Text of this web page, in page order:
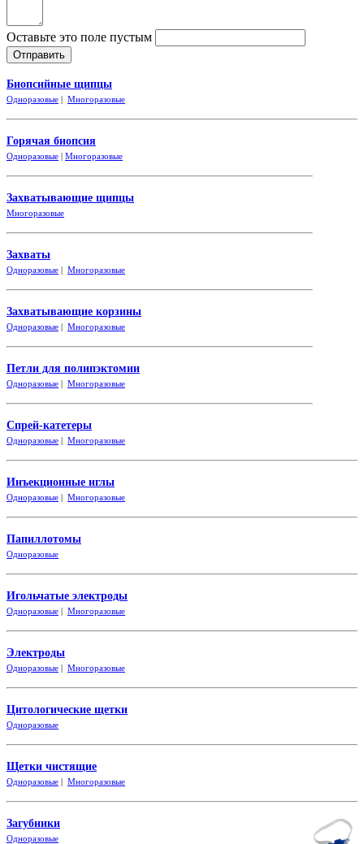
Оставьте это поле пустым
Биопсийные щипцы
Одноразовые | Многоразовые
Горячая биопсия
Одноразовые | Многоразовые
Захватывающие щипцы
Многоразовые
Захваты
Одноразовые | Многоразовые
Захватывающие корзины
Одноразовые | Многоразовые
Петли для полипэктомии
Одноразовые | Многоразовые
Спрей-катетеры
Одноразовые | Многоразовые
Инъекционные иглы
Одноразовые | Многоразовые
Папиллотомы
Одноразовые
Игольчатые электроды
Одноразовые | Многоразовые
Электроды
Одноразовые | Многоразовые
Цитологические щетки
Одноразовые
Щетки чистящие
Одноразовые | Многоразовые
Загубники
Одноразовые